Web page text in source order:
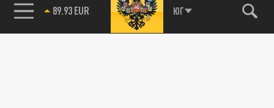
85.64 BRENT ЮГ